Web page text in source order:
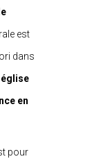
est
dans
église
en
pour